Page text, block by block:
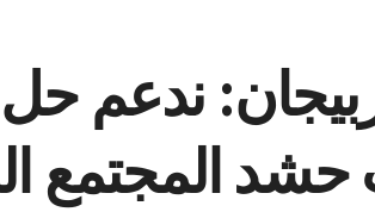
ندعم حل
حشد المجتمع